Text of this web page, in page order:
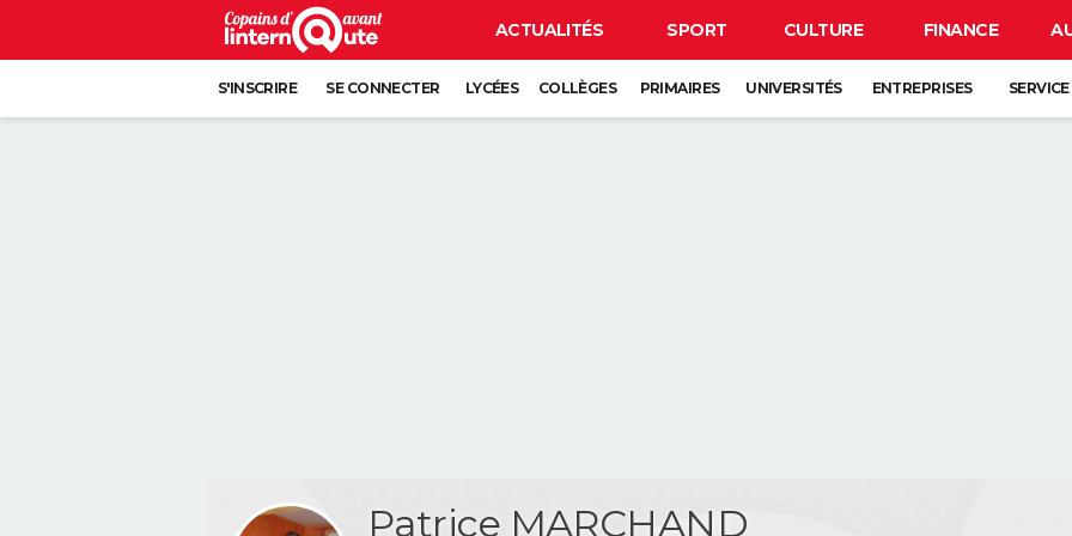
ACTUALITÉS SPORT CULTURE FINANCE
S'INSCRIRE SE CONNECTER LYCÉES COLLÈGES PRIMAIRES UNIVERSITÉS ENTREPRISES
Patrice MARCHAND